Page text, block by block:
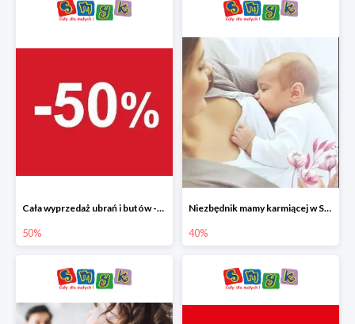
Cała wyprzedaż ubrań i butów -50%
50%
Niezbędnik mamy karmiącej w Smyku do -40%
40%